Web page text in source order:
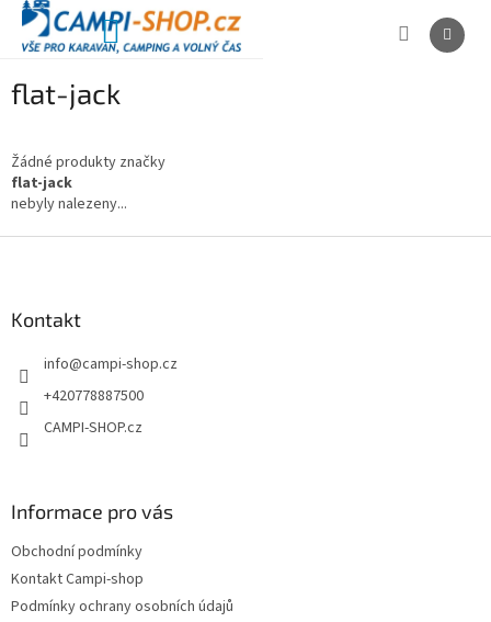
Přejít
obsah
NÁKUPNÍ
flat-jack
Žádné produkty značky
flat-jack
nebyly nalezeny...
Kontakt
info@campi-shop.cz
+420778887500
CAMPI-SHOP.cz
Informace pro vás
Obchodní podmínky
Kontakt Campi-shop
Podmínky ochrany osobních údajů